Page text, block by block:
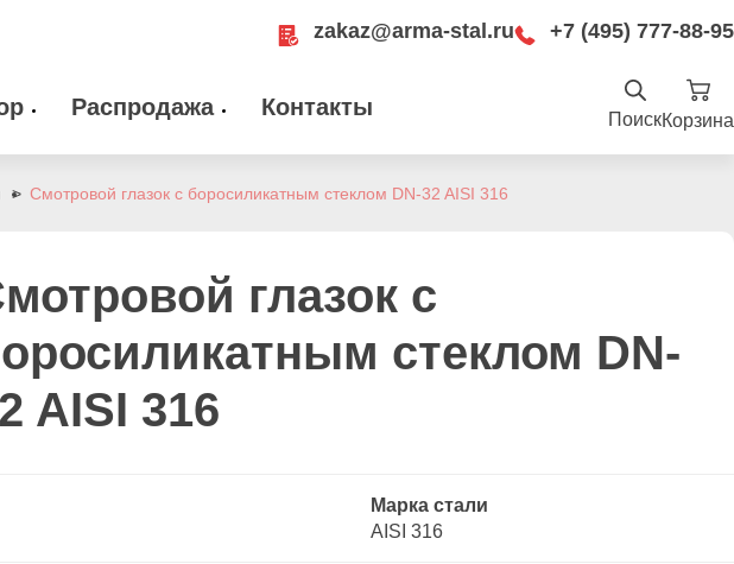
zakaz@arma-stal.ru +7 (495) 777-88-95
материалы
Распродажа Контакты
zakaz@arma-stal.ru
ПоискКорзина
Смотровой глазок с боросиликатным стеклом DN-32 AISI 316
глазок с
стеклом DN-
AISI 316
Марка стали
AISI 316